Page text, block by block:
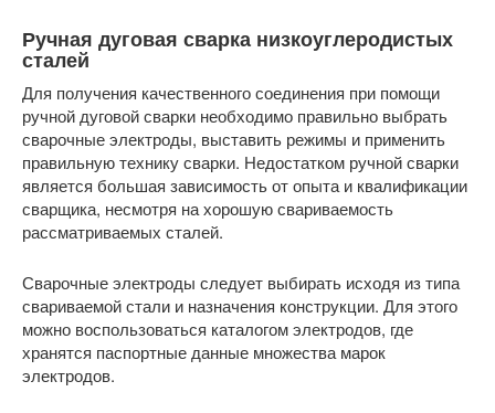
Ручная дуговая сварка низкоуглеродистых
сталей
Для получения качественного соединения при помощи
ручной дуговой сварки необходимо правильно выбрать
сварочные электроды, выставить режимы и применить
правильную технику сварки. Недостатком ручной сварки
является большая зависимость от опыта и квалификации
сварщика, несмотря на хорошую свариваемость
рассматриваемых сталей.
Сварочные электроды следует выбирать исходя из типа
свариваемой стали и назначения конструкции. Для этого
можно воспользоваться каталогом электродов, где
хранятся паспортные данные множества марок
электродов.